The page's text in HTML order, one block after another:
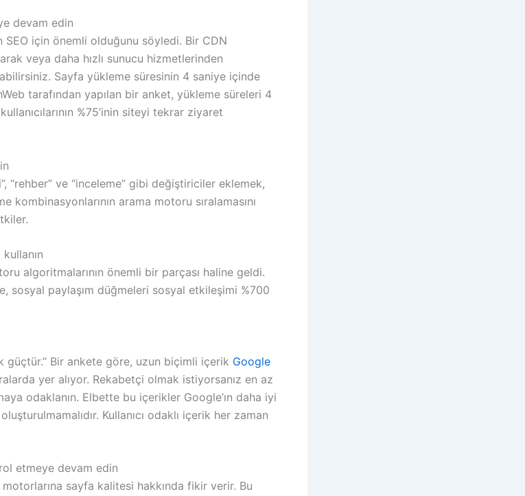
devam edin
SEO için önemli olduğunu söyledi. Bir CDN
veya daha hızlı sunucu hizmetlerinden
Sayfa yükleme süresinin 4 saniye içinde
tarafından yapılan bir anket, yükleme süreleri 4
%75’inin siteyi tekrar ziyaret
“rehber” ve “inceleme” gibi değiştiriciler eklemek,
kombinasyonlarının arama motoru sıralamasını
algoritmalarının önemli bir parçası haline geldi.
sosyal paylaşım düğmeleri sosyal etkileşimi %700
güçtür.” Bir ankete göre, uzun biçimli içerik Google
yer alıyor. Rekabetçi olmak istiyorsanız en az
odaklanın. Elbette bu içerikler Google’ın daha iyi
Kullanıcı odaklı içerik her zaman
etmeye devam edin
motorlarına sayfa kalitesi hakkında fikir verir. Bu